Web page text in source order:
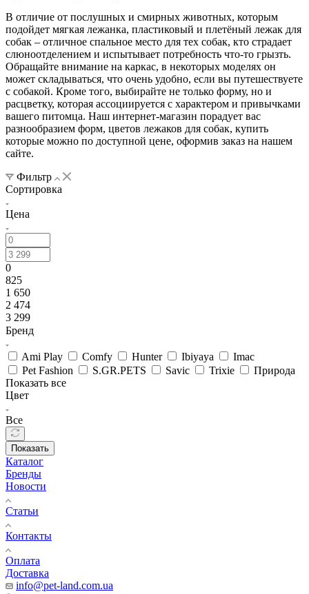
В отличие от послушных и смирных животных, которым
подойдет мягкая лежанка, пластиковый и плетёный лежак для
собак – отличное спальное место для тех собак, кто страдает
слюноотделением и испытывает потребность что-то грызть.
Обращайте внимание на каркас, в некоторых моделях он
может складываться, что очень удобно, если вы путешествуете
с собакой. Кроме того, выбирайте не только форму, но и
расцветку, которая ассоциируется с характером и привычками
вашего питомца. Наш интернет-магазин порадует вас
разнообразием форм, цветов лежаков для собак, купить
которые можно по доступной цене, оформив заказ на нашем
сайте.
Фильтр
Сортировка
Цена
0
825
1 650
2 474
3 299
Бренд
Ami Play Comfy Hunter Ibiyaya
Imac
Pet Fashion
S.GR.PETS Savic Trixie
Природа
Показать все
Цвет
Все
Показать
Каталог
Бренды
Новости
Статьи
Контакты
Оплата
Доставка
info@pet-land.com.ua